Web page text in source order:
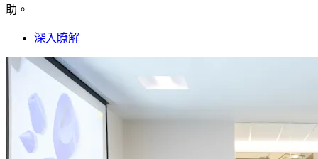
助。
深入瞭解